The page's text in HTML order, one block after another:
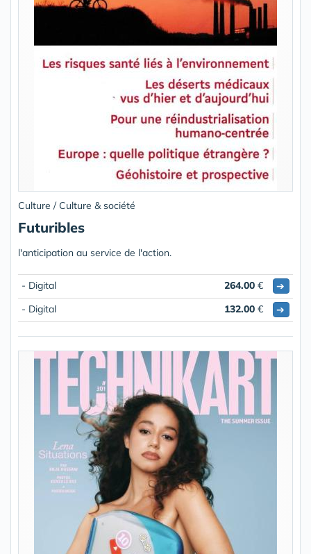
Culture / Culture & société
Futuribles
l'anticipation au service de l'action.
- Digital 264.00 €
➔
- Digital
132.00 € ➔